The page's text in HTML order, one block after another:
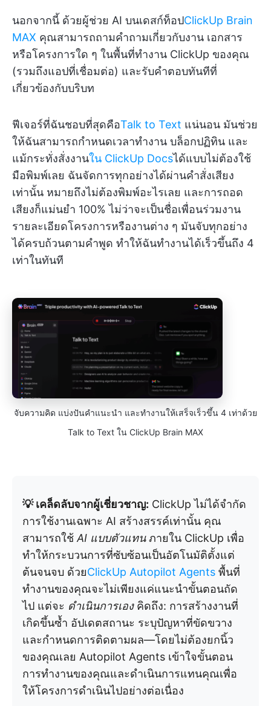
นอกจากนี้ ด้วยผู้ช่วย AI บนเดสก์ท็อปClickUp Brain
MAX คุณสามารถถามคำถามเกี่ยวกับงาน เอกสาร
หรือโครงการใด ๆ ในพื้นที่ทำงาน ClickUp ของคุณ
(รวมถึงแอปที่เชื่อมต่อ) และรับคำตอบทันทีที่
เกี่ยวข้องกับบริบท
ฟีเจอร์ที่ฉันชอบที่สุดคือTalk to Text แน่นอน มันช่วย
ให้ฉันสามารถกำหนดเวลาทำงาน บล็อกปฏิทิน และ
แม้กระทั่งสั่งงานใน ClickUp Docsได้แบบไม่ต้องใช้
มือพิมพ์เลย ฉันจัดการทุกอย่างได้ผ่านคำสั่งเสียง
เท่านั้น หมายถึงไม่ต้องพิมพ์อะไรเลย และการถอด
เสียงก็แม่นยำ 100% ไม่ว่าจะเป็นชื่อเพื่อนร่วมงาน
รายละเอียดโครงการหรืองานต่าง ๆ มันจับทุกอย่าง
ได้ครบถ้วนตามคำพูด ทำให้ฉันทำงานได้เร็วขึ้นถึง 4
เท่าในทันที
จับความคิด แบ่งปันคำแนะนำ และทำงานให้เสร็จเร็วขึ้น 4 เท่าด้วย
Talk to Text ใน ClickUp Brain MAX
💡 เคล็ดลับจากผู้เชี่ยวชาญ: ClickUp ไม่ได้จำกัด
การใช้งานเฉพาะ AI สร้างสรรค์เท่านั้น คุณ
สามารถใช้AI แบบตัวแทนภายใน ClickUp เพื่อ
ทำให้กระบวนการที่ซับซ้อนเป็นอัตโนมัติตั้งแต่
ต้นจนจบ ด้วยClickUp Autopilot Agents พื้นที่
ทำงานของคุณจะไม่เพียงแค่แนะนำขั้นตอนถัด
ไป แต่จะ ดำเนินการเองคิดถึง: การสร้างงานที่
เกิดขึ้นซ้ำ อัปเดตสถานะ ระบุปัญหาที่ขัดขวาง
และกำหนดการติดตามผล—โดยไม่ต้องยกนิ้ว
ของคุณเลย Autopilot Agents เข้าใจขั้นตอน
การทำงานของคุณและดำเนินการแทนคุณเพื่อ
ให้โครงการดำเนินไปอย่างต่อเนื่อง